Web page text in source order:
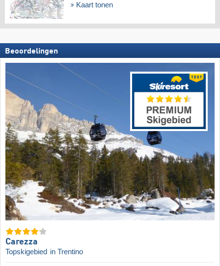
Kaart tonen
Beoordelingen
Carezza
Topskigebied in Trentino